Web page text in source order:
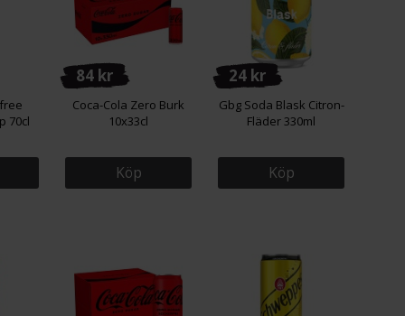
70cl
84 kr
Coca-Cola Zero Burk
10x33cl
Köp
24 kr
Gbg Soda Blask Citron-
Fläder 330ml
Köp